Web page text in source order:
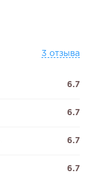
3 отзыва
6.7
6.7
6.7
6.7